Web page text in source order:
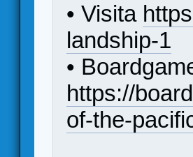
• Visita
landship-1
•
https://
of-the-